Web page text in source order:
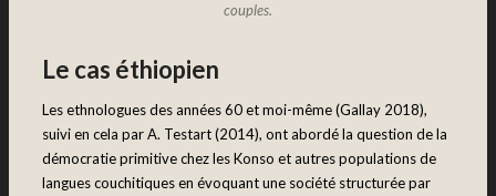
couples.
Le cas éthiopien
Les ethnologues des années 60 et moi-même (Gallay 2018),
suivi en cela par A. Testart (2014), ont abordé la question de la
démocratie primitive chez les Konso et autres populations de
langues couchitiques en évoquant une société structurée par